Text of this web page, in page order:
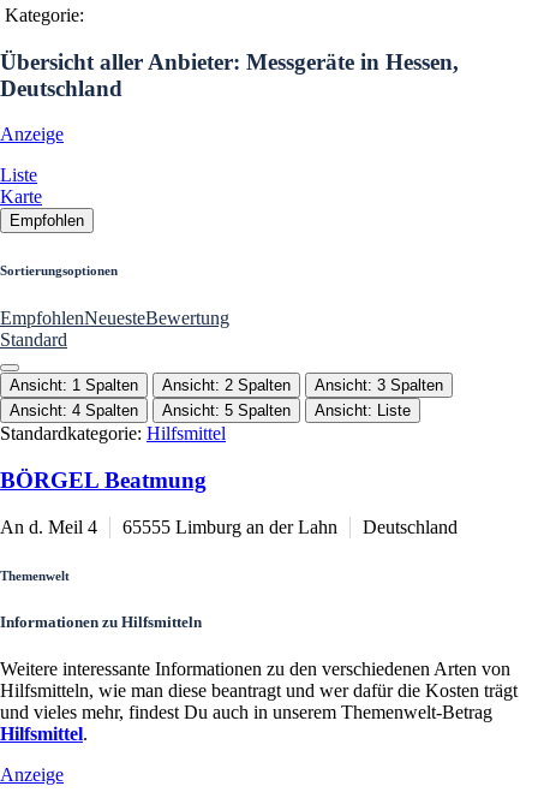
Kategorie:
Übersicht aller Anbieter: Messgeräte in Hessen,
Deutschland
Anzeige
Liste
Karte
Empfohlen
Sortierungsoptionen
EmpfohlenNeuesteBewertung
Standard
Ansicht: 1 Spalten Ansicht: 2 Spalten
Ansicht: 3 Spalten
Ansicht: 4 Spalten
Ansicht: 5 Spalten Ansicht: Liste
Standardkategorie: Hilfsmittel
BÖRGEL Beatmung
An d. Meil 4 65555 Limburg an der Lahn Deutschland
Themenwelt
Informationen zu Hilfsmitteln
Weitere interessante Informationen zu den verschiedenen Arten von
Hilfsmitteln, wie man diese beantragt und wer dafür die Kosten trägt
und vieles mehr, findest Du auch in unserem Themenwelt-Betrag
Hilfsmittel.
Anzeige